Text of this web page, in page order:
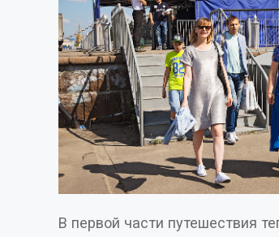
В первой части путешествия